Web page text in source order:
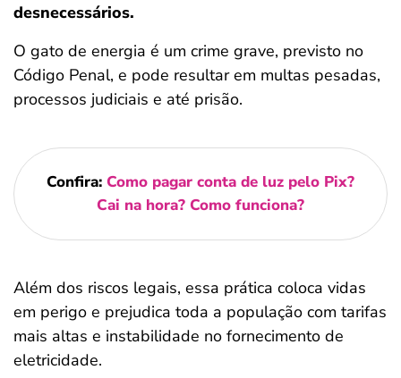
desnecessários.
O gato de energia é um crime grave, previsto no
Código Penal, e pode resultar em multas pesadas,
processos judiciais e até prisão.
Confira: Como pagar conta de luz pelo Pix?
Cai na hora? Como funciona?
Além dos riscos legais, essa prática coloca vidas
em perigo e prejudica toda a população com tarifas
mais altas e instabilidade no fornecimento de
eletricidade.